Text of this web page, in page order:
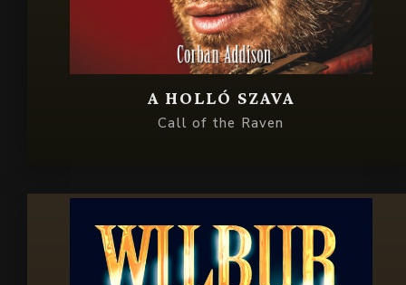
A HOLLÓ SZAVA
Call of the Raven